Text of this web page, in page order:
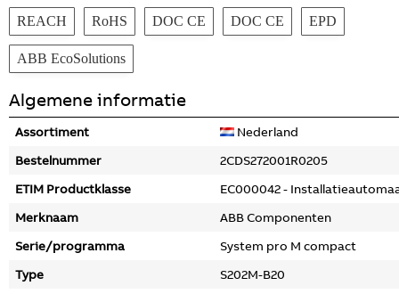
REACH RoHS DOC CE DOC CE EPD
ABB EcoSolutions
Algemene informatie
Assortiment
Nederland
Bestelnummer
2CDS272001R0205
ETIM Productklasse
EC000042 -
Merknaam
ABB Componenten
Serie/programma
System pro M compact
Type
S202M-B20